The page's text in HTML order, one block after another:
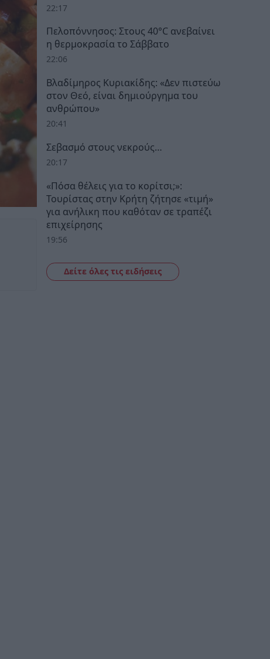
22:17
Πελοπόννησος: Στους 40°C ανεβαίνει
η θερμοκρασία το Σάββατο
22:06
Βλαδίμηρος Κυριακίδης: «Δεν πιστεύω
στον Θεό, είναι δημιούργημα του
ανθρώπου»
20:41
Σεβασμό στους νεκρούς…
20:17
«Πόσα θέλεις για το κορίτσι;»:
Τουρίστας στην Κρήτη ζήτησε «τιμή»
για ανήλικη που καθόταν σε τραπέζι
επιχείρησης
19:56
Δείτε όλες τις ειδήσεις